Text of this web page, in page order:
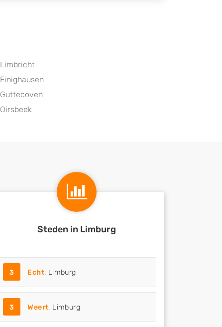
Limbricht
Einighausen
Guttecoven
Oirsbeek
Steden in Limburg
3 Echt, Limburg
3 Weert, Limburg